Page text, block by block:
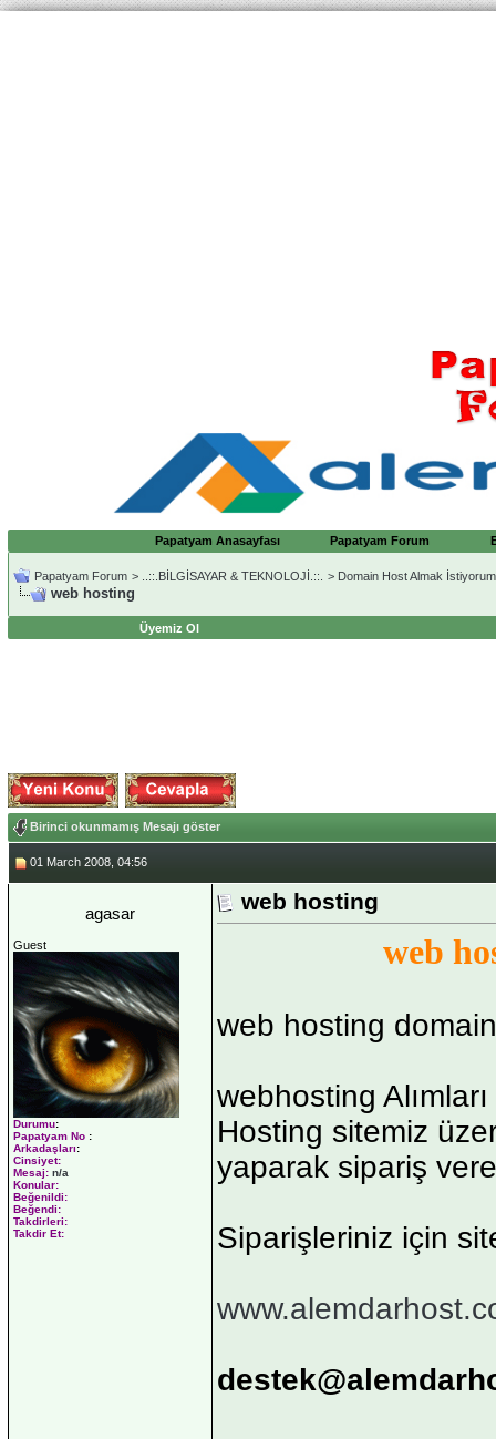
Papatyam Anasayfası Papatyam Forum
Papatyam Forum > ..::.BİLGİSAYAR & TEKNOLOJİ.::. > Domain Host Almak İstiyorum
web hosting
Üyemiz Ol
Birinci okunmamış Mesajı göster
01 March 2008, 04:56
agasar
Guest
Durumu:
Papatyam No :
Arkadaşları:
Cinsiyet:
Mesaj: n/a
Konular:
Beğenildi:
Beğendi:
Takdirleri:
Takdir Et:
web hosting
web
web hosting domain
webhosting
Hosting sitemiz
yaparak sipariş
Siparişleriniz için